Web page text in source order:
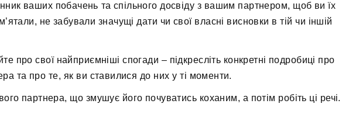
ваших побачень та спільного досвіду з вашим партнером, щоб ви їх
не забували значущі дати чи свої власні висновки в тій чи іншій
про свої найприємніші спогади – підкресліть конкретні подробиці про
та про те, як ви ставилися до них у ті моменти.
партнера, що змушує його почуватись коханим, а потім робіть ці речі.